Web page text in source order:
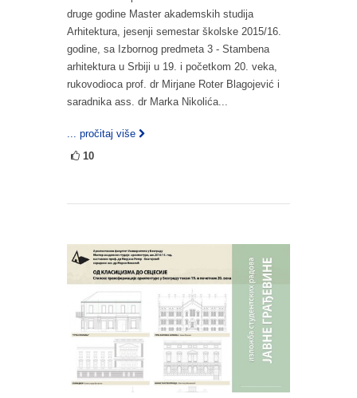
druge godine Master akademskih studija
Arhitektura, jesenji semestar školske 2015/16.
godine, sa Izbornog predmeta 3 - Stambena
arhitektura u Srbiji u 19. i početkom 20. veka,
rukovodioca prof. dr Mirjane Roter Blagojević i
saradnika ass. dr Marka Nikolića...
... pročitaj više
10